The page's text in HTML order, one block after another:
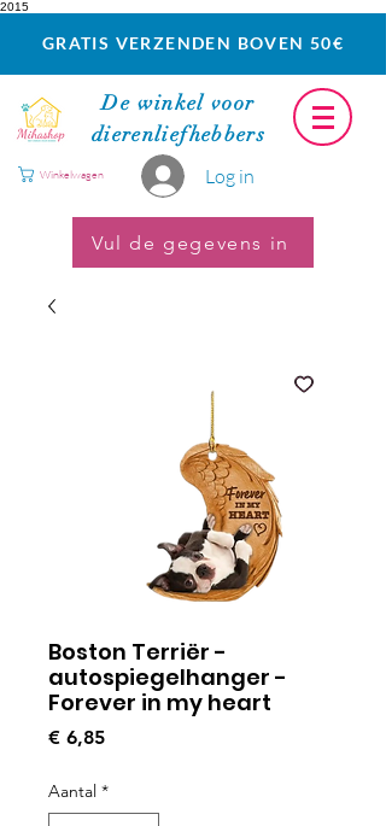
2015
GRATIS VERZENDEN BOVEN 50€
De winkel voor
dierenliefhebbers
Log in
Winkelwagen
Vul de gegevens in
Boston Terriër -
autospiegelhanger -
Forever in my heart
€ 6,85Prijs
Aantal *